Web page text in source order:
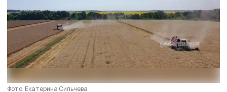
Фото: Екатерина Сильчева